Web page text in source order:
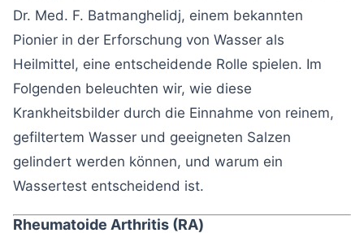
Dr. Med. F. Batmanghelidj, einem bekannten
Pionier in der Erforschung von Wasser als
Heilmittel, eine entscheidende Rolle spielen. Im
Folgenden beleuchten wir, wie diese
Krankheitsbilder durch die Einnahme von reinem,
gefiltertem Wasser und geeigneten Salzen
gelindert werden können, und warum ein
Wassertest entscheidend ist.
Rheumatoide Arthritis (RA)